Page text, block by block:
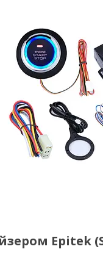
Epitek